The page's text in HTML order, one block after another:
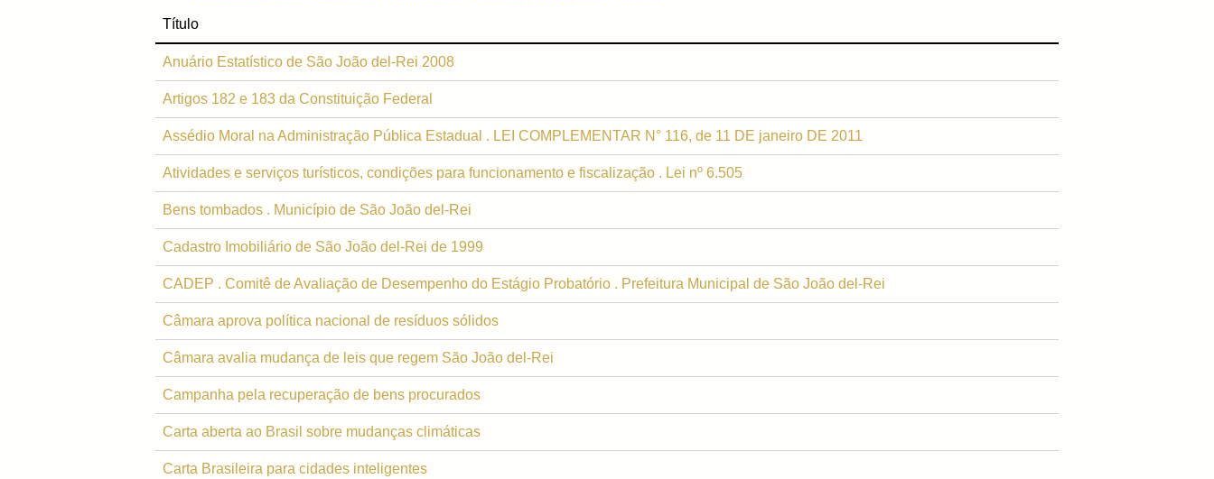
Título
Anuário Estatístico de São João del-Rei 2008
Artigos 182 e 183 da Constituição Federal
Assédio Moral na Administração Pública Estadual . LEI COMPLEMENTAR N° 116, de 11 DE janeiro DE 2011
Atividades e serviços turísticos, condições para funcionamento e fiscalização . Lei nº 6.505
Bens tombados . Município de São João del-Rei
Cadastro Imobiliário de São João del-Rei de 1999
CADEP . Comitê de Avaliação de Desempenho do Estágio Probatório . Prefeitura Municipal de São João del-Rei
Câmara aprova política nacional de resíduos sólidos
Câmara avalia mudança de leis que regem São João del-Rei
Campanha pela recuperação de bens procurados
Carta aberta ao Brasil sobre mudanças climáticas
Carta Brasileira para cidades inteligentes